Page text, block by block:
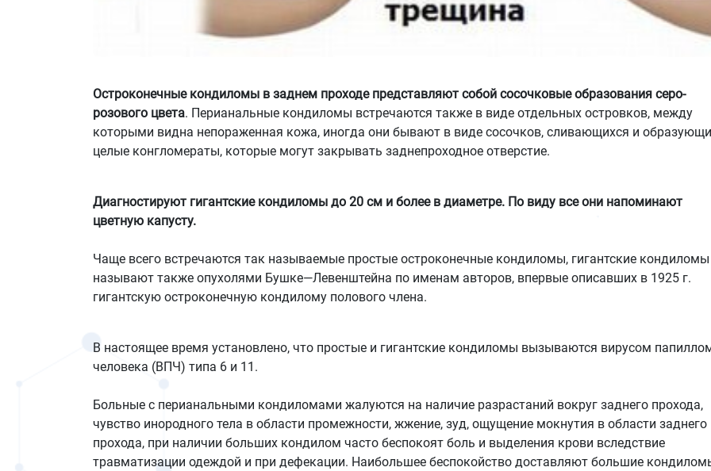
Остроконечные кондиломы в заднем проходе представляют собой сосочковые образования серо-
розового цвета. Перианальные кондиломы встречаются также в виде отдельных островков, между
которыми видна непораженная кожа, иногда они бывают в виде сосочков, сливающихся и
целые конгломераты, которые могут закрывать заднепроходное отверстие.
Диагностируют гигантские кондиломы до 20 см и более в диаметре. По виду все они напоминают
цветную капусту.
Чаще всего встречаются так называемые простые остроконечные кондиломы, гигантские кондиломы
называют также опухолями Бушке—Левенштейна по именам авторов, впервые описавших в 1925 г.
гигантскую остроконечную кондилому полового члена.
В настоящее время установлено, что простые и гигантские кондиломы вызываются вирусом
человека (ВПЧ) типа 6 и 11.
Больные с перианальными кондиломами жалуются на наличие разрастаний вокруг заднего прохода,
чувство инородного тела в области промежности, жжение, зуд, ощущение мокнутия в области заднего
прохода, при наличии больших кондилом часто беспокоят боль и выделения крови вследствие
травматизации одеждой и при дефекации. Наибольшее беспокойство доставляют большие